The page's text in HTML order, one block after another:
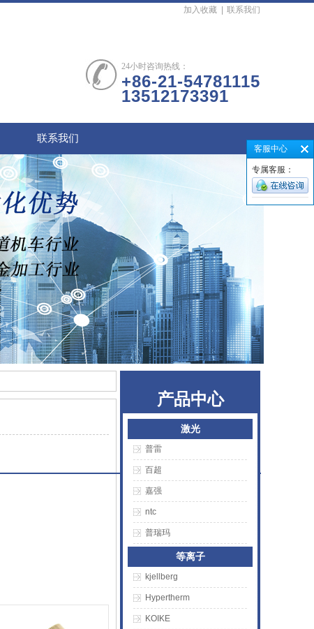
加入收藏 联系我们
24小时咨询热线：
+86-21-54781115
13512173391
联系我们
产品中心
激光
普雷
百超
嘉强
ntc
普瑞玛
等离子
kjellberg
Hypertherm
KOIKE
客服中心
专属客服：